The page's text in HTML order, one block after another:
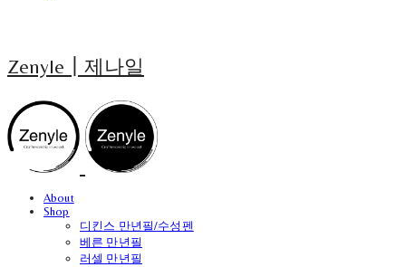
Zenyle┃제나일
About
Shop
디킨스 만년필/수성펜
베른 만년필
러셀 만년필